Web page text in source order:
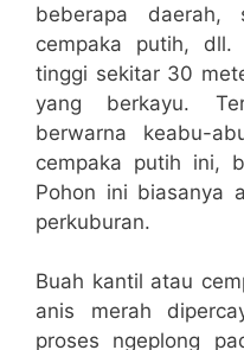
beberapa daerah,
cempaka putih, dll.
tinggi sekitar 30
yang berkayu.
berwarna keabu-
cempaka putih ini,
Pohon ini biasanya
perkuburan.
Buah kantil atau
anis merah
proses ngeplong